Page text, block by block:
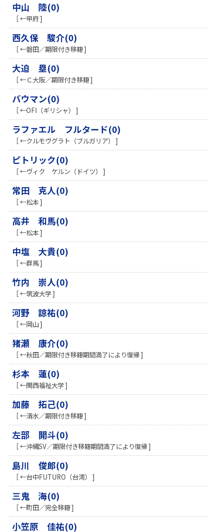
中山 陸(0)
［ ←甲府 ]
西久保 駿介(0)
［ ←磐田／期限付き移籍 ]
大迫 塁(0)
［ ←Ｃ大阪／期限付き移籍 ]
バウマン(0)
［ ←OFI（ギリシャ） ]
ラファエル フルタード(0)
［ ←クルモヴグラト（ブルガリア） ]
ピトリック(0)
［ ←ヴィク ケルン（ドイツ） ]
常田 克人(0)
［ ←松本 ]
高井 和馬(0)
［ ←松本 ]
中塩 大貴(0)
［ ←群馬 ]
竹内 崇人(0)
［ ←筑波大学 ]
河野 諒祐(0)
［ ←岡山 ]
猪瀬 康介(0)
［ ←秋田／期限付き移籍期間満了により復帰 ]
杉本 蓮(0)
［ ←関西福祉大学 ]
加藤 拓己(0)
［ ←清水／期限付き移籍 ]
左部 開斗(0)
［ ←沖縄SV／期限付き移籍期間満了により復帰 ]
島川 俊郎(0)
［ ←台中FUTURO（台湾） ]
三鬼 海(0)
［ ←町田／完全移籍 ]
小笠原 佳祐(0)